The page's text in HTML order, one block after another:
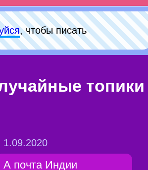
, чтобы писать
топики
1.09.2020
А почта Индии